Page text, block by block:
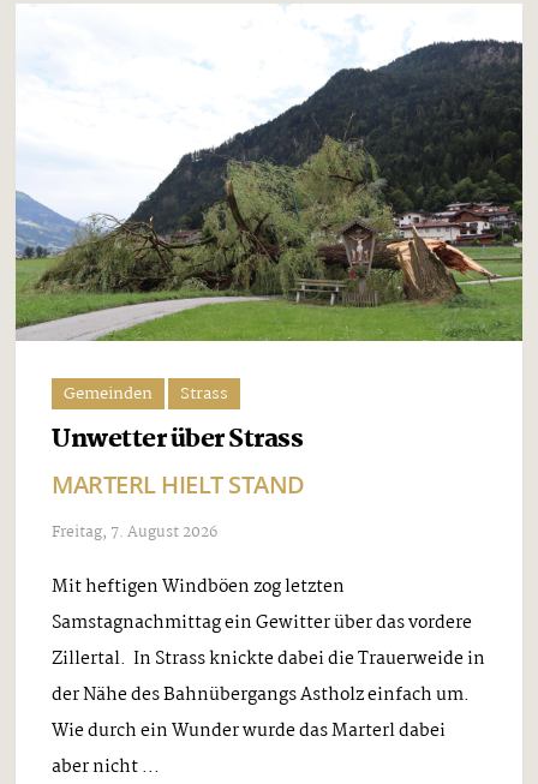
Gemeinden Strass
Unwetter über Strass
MARTERL HIELT STAND
Freitag, 7. August 2026
Mit heftigen Windböen zog letzten
Samstagnachmittag ein Gewitter über das vordere
Zillertal. In Strass knickte dabei die Trauerweide in
der Nähe des Bahnübergangs Astholz einfach um.
Wie durch ein Wunder wurde das Marterl dabei
aber nicht ...